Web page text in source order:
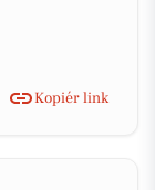
Kopiér link